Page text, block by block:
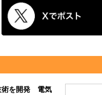
術を開発 電気